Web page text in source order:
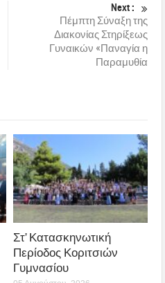
Next :
Πέμπτη Σύναξη της
Διακονίας Στηρίξεως
Γυναικών «Παναγία η
Παραμυθία
Στ’ Κατασκηνωτική
Περίοδος Κοριτσιών
Γυμνασίου